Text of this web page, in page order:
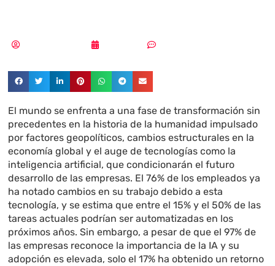
El mundo se enfrenta a una fase de transformación sin
precedentes en la historia de la humanidad impulsado
por factores geopolíticos, cambios estructurales en la
economía global y el auge de tecnologías como la
inteligencia artificial, que condicionarán el futuro
desarrollo de las empresas. El 76% de los empleados ya
ha notado cambios en su trabajo debido a esta
tecnología, y se estima que entre el 15% y el 50% de las
tareas actuales podrían ser automatizadas en los
próximos años. Sin embargo, a pesar de que el 97% de
las empresas reconoce la importancia de la IA y su
adopción es elevada, solo el 17% ha obtenido un retorno